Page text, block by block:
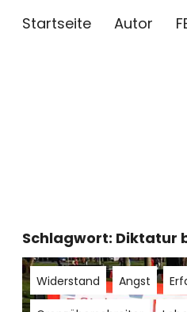
Startseite Autor
Schlagwort: Diktatur
Widerstand Angst